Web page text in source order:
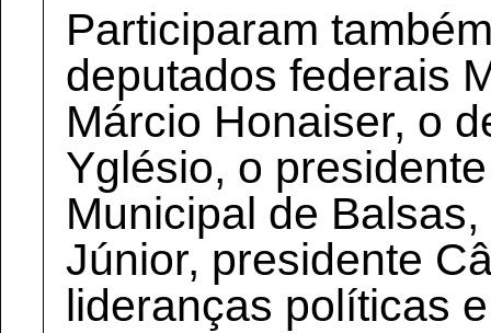
Participaram
deputados federais
Márcio Honaiser, o
Yglésio, o
Municipal de
Júnior, presidente
lideranças políticas